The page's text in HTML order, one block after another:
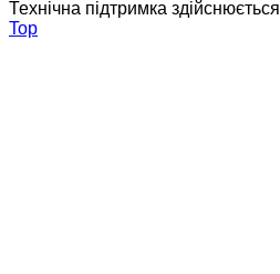
Технічна підтримка здійснюється
Top